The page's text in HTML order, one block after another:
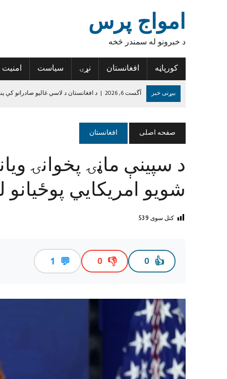
امواج پرس
د خبرونو له سمندر څخه
کورپاڼه
افغانستان نړۍ سیاست امنیت
بیړنی خبر آگست 6, 2026 | د افغانستان د لاسي غالیو صادراتو کې
تازه درجه‌بندي؛ پنځه افغان لوبغاړي د نړۍ د غوره لسو
آگست 5, 2026
| نورستان کې ۱۹ تاریخي سیمې او اثار ثبت شوي
کندهار کې یوه ځوان د اضافي درسي کتابونو د راټولولو
د داعش واقعیت
صفحه اصلی افغانستان
شویو امریکايي
کتل سوی 539
👍
0
👎
0
💬
1